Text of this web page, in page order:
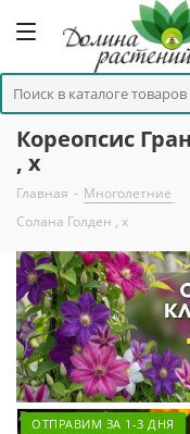
Кореопсис
, x
Главная - Многолетние
Солана Голден , x
ОТПРАВИМ ЗА 1-3 ДНЯ